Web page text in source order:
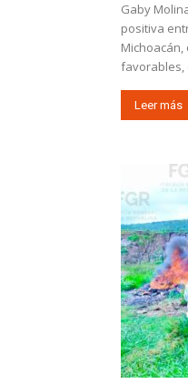
Gaby
positiva
Michoacán,
favorables,
Leer más